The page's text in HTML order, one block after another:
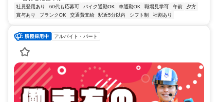
社員登用あり 60代も応募可 バイク通勤OK 車通勤OK 職場見学可 午前
夕方
賞与あり
ブランクOK 交通費支給 駅近5分以内 シフト制 社割あり
アルバイト・パート